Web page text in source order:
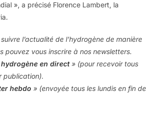
», a précisé Florence Lambert, la
l’actualité de l’hydrogène de manière
pouvez vous inscrire à nos newsletters.
en direct » (pour recevoir tous
publication).
hebdo » (envoyée tous les lundis en fin de